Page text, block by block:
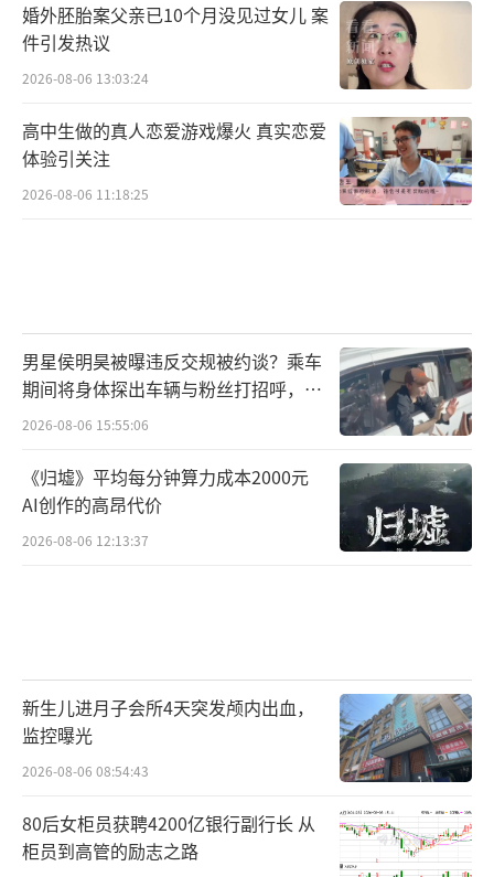
婚外胚胎案父亲已10个月没见过女儿 案
件引发热议
2026-08-06 13:03:24
高中生做的真人恋爱游戏爆火 真实恋爱
体验引关注
2026-08-06 11:18:25
男星侯明昊被曝违反交规被约谈？乘车
期间将身体探出车辆与粉丝打招呼，当
地交警回应
2026-08-06 15:55:06
《归墟》平均每分钟算力成本2000元
AI创作的高昂代价
2026-08-06 12:13:37
新生儿进月子会所4天突发颅内出血，
监控曝光
2026-08-06 08:54:43
80后女柜员获聘4200亿银行副行长 从
柜员到高管的励志之路